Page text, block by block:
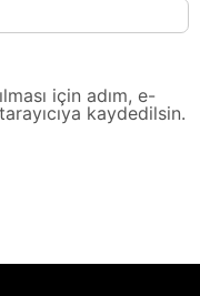
için adım, e-
kaydedilsin.